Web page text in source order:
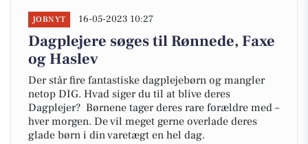
JOBNYT 16-05-2023 10:27
Dagplejere søges til Rønnede, Faxe
og Haslev
Der står fire fantastiske dagplejebørn og mangler
netop DIG. Hvad siger du til at blive deres
Dagplejer? Børnene tager deres rare forældre med –
hver morgen. De vil meget gerne overlade deres
glade børn i din varetægt en hel dag.